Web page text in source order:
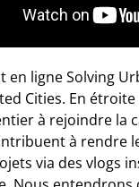
en ligne Solving
Cities. En
à rejoindre la
à rendre
via des vlogs